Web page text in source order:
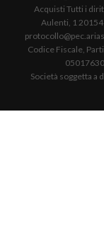
Acquisti Tutti i
Aulenti, 1
Codice Fiscale,
Società soggetta a